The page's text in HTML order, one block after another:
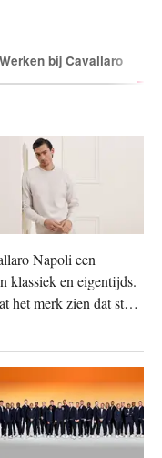
Werken bij Cavallaro
Napoli een
klassiek en eigentijds.
het merk zien dat stijl
verfijnde
ervoor dat elke look